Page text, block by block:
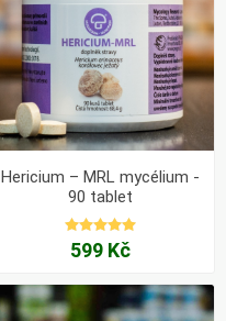
Hericium – MRL mycélium -
90 tablet
599 Kč